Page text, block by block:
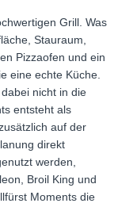
Grill. Was
Stauraum,
Pizzaofen und ein
eine echte Küche.
nicht in die
entsteht als
auf der
direkt
werden,
Broil King und
Moments die